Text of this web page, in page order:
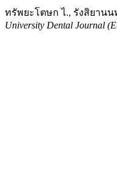
ทรัพยะโตษก ไ., รังสิยาน
University Dental Journal